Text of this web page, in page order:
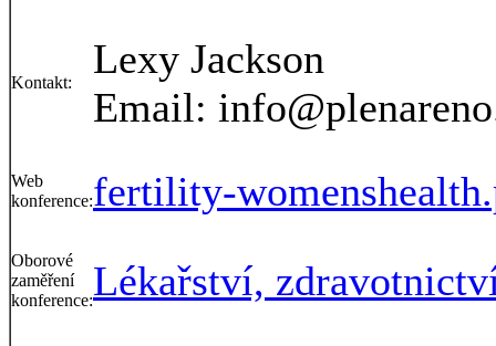
Kontakt:
Lexy Jackson
Email:
Web
konference:fertility-
Oborové
zaměření
konference:Lékařství,